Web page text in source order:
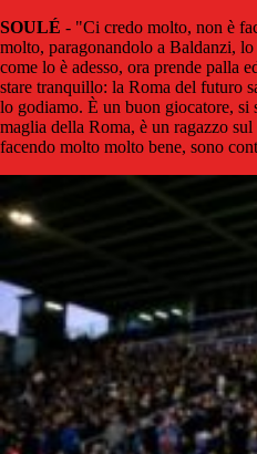
SOULÉ - "Ci credo molto, non è
molto, paragonandolo a Baldanzi,
come lo è adesso, ora prende palla
stare tranquillo: la Roma del futuro
lo godiamo. È un buon giocatore, si
maglia della Roma, è un ragazzo
facendo molto molto bene, sono